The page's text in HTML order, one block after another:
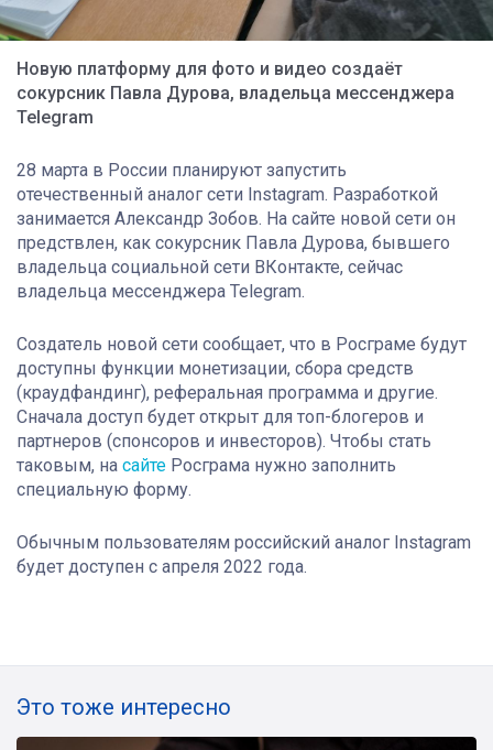
Новую платформу для фото и видео создаёт
сокурсник Павла Дурова, владельца мессенджера
Telegram
28 марта в России планируют запустить
отечественный аналог сети Instagram. Разработкой
занимается Александр Зобов. На сайте новой сети он
предствлен, как сокурсник Павла Дурова, бывшего
владельца социальной сети ВКонтакте, сейчас
владельца мессенджера Telegram.
Создатель новой сети сообщает, что в Росграме будут
доступны функции монетизации, сбора средств
(краудфандинг), реферальная программа и другие.
Сначала доступ будет открыт для топ-блогеров и
партнеров (спонсоров и инвесторов). Чтобы стать
таковым, на сайте Росграма нужно заполнить
специальную форму.
Обычным пользователям российский аналог Instagram
будет доступен с апреля 2022 года.
Это тоже интересно